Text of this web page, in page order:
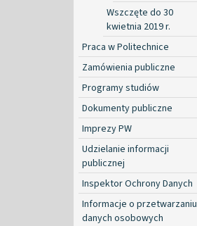
Wszczęte do 30
kwietnia 2019 r.
Praca w Politechnice
Zamówienia publiczne
Programy studiów
Dokumenty publiczne
Imprezy PW
Udzielanie informacji
publicznej
Inspektor Ochrony Danych
Informacje o przetwarzaniu
danych osobowych